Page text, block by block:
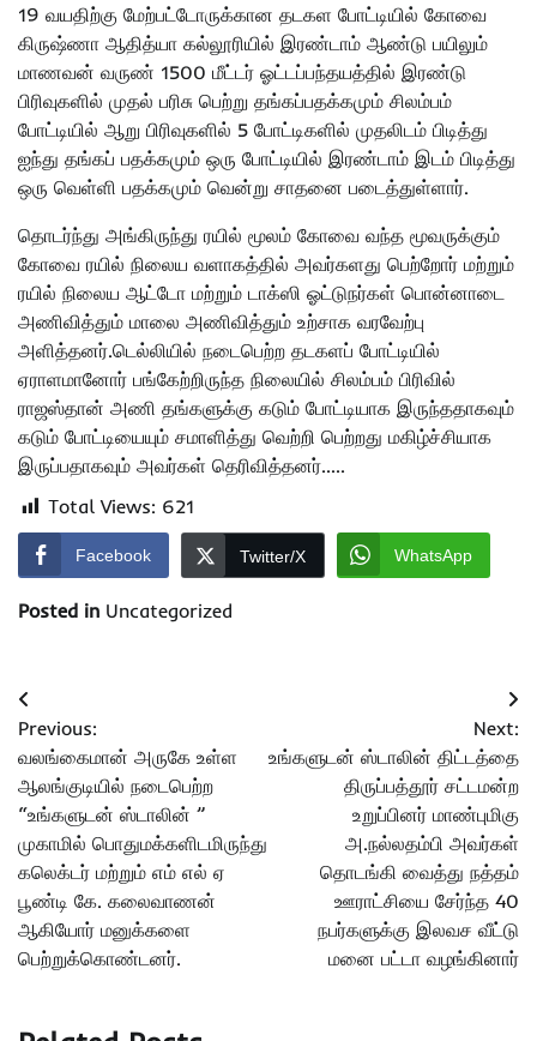
19 வயதிற்கு மேற்பட்டோருக்கான தடகள போட்டியில் கோவை
கிருஷ்ணா ஆதித்யா கல்லூரியில் இரண்டாம் ஆண்டு பயிலும்
மாணவன் வருண் 1500 மீட்டர் ஓட்டப்பந்தயத்தில் இரண்டு
பிரிவுகளில் முதல் பரிசு பெற்று தங்கப்பதக்கமும் சிலம்பம்
போட்டியில் ஆறு பிரிவுகளில் 5 போட்டிகளில் முதலிடம் பிடித்து
ஐந்து தங்கப் பதக்கமும் ஒரு போட்டியில் இரண்டாம் இடம் பிடித்து
ஒரு வெள்ளி பதக்கமும் வென்று சாதனை படைத்துள்ளார்.
தொடர்ந்து அங்கிருந்து ரயில் மூலம் கோவை வந்த மூவருக்கும்
கோவை ரயில் நிலைய வளாகத்தில் அவர்களது பெற்றோர் மற்றும்
ரயில் நிலைய ஆட்டோ மற்றும் டாக்ஸி ஓட்டுநர்கள் பொன்னாடை
அணிவித்தும் மாலை அணிவித்தும் உற்சாக வரவேற்பு
அளித்தனர்.டெல்லியில் நடைபெற்ற தடகளப் போட்டியில்
ஏராளமானோர் பங்கேற்றிருந்த நிலையில் சிலம்பம் பிரிவில்
ராஜஸ்தான் அணி தங்களுக்கு கடும் போட்டியாக இருந்ததாகவும்
கடும் போட்டியையும் சமாளித்து வெற்றி பெற்றது மகிழ்ச்சியாக
இருப்பதாகவும் அவர்கள் தெரிவித்தனர்…..
Total Views: 621
Facebook Twitter/X WhatsApp
Posted in Uncategorized
Post
navigation
Previous:
வலங்கைமான் அருகே உள்ள
ஆலங்குடியில் நடைபெற்ற
“உங்களுடன் ஸ்டாலின் ”
முகாமில் பொதுமக்களிடமிருந்து
கலெக்டர் மற்றும் எம் எல் ஏ
பூண்டி கே. கலைவாணன்
ஆகியோர் மனுக்களை
பெற்றுக்கொண்டனர்.
Next:
உங்களுடன் ஸ்டாலின் திட்டத்தை
திருப்பத்தூர் சட்டமன்ற
உறுப்பினர் மாண்புமிகு
அ.நல்லதம்பி அவர்கள்
தொடங்கி வைத்து நத்தம்
ஊராட்சியை சேர்ந்த 40
நபர்களுக்கு இலவச வீட்டு
மனை பட்டா வழங்கினார்